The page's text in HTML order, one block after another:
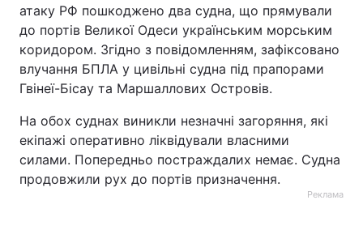
атаку РФ пошкоджено два судна, що прямували
до портів Великої Одеси українським морським
коридором. Згідно з повідомленням, зафіксовано
влучання БПЛА у цивільні судна під прапорами
Гвінеї-Бісау та Маршаллових Островів.
На обох суднах виникли незначні загоряння, які
екіпажі оперативно ліквідували власними
силами. Попередньо постраждалих немає. Судна
продовжили рух до портів призначення.
Реклама